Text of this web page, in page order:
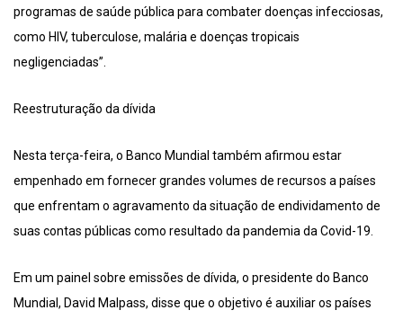
programas de saúde pública para combater doenças infecciosas,
como HIV, tuberculose, malária e doenças tropicais
negligenciadas”.
Reestruturação da dívida
Nesta terça-feira, o Banco Mundial também afirmou estar
empenhado em fornecer grandes volumes de recursos a países
que enfrentam o agravamento da situação de endividamento de
suas contas públicas como resultado da pandemia da Covid-19.
Em um painel sobre emissões de dívida, o presidente do Banco
Mundial, David Malpass, disse que o objetivo é auxiliar os países